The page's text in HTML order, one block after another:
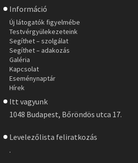
Információ
Új látogatók figyelmébe
Testvérgyülekezeteink
Segíthet – szolgálat
Segíthet – adakozás
Galéria
Kapcsolat
Eseménynaptár
Hírek
Itt vagyunk
1048 Budapest, Bőröndös utca 17.
Levelezőlista feliratkozás
.